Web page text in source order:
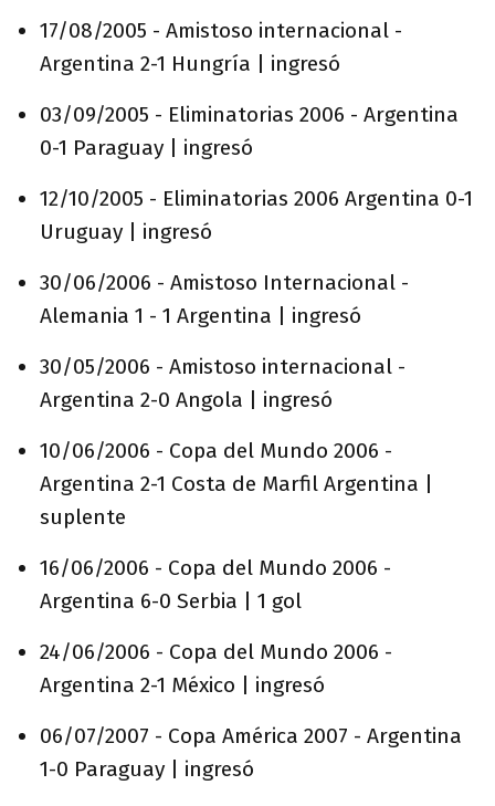
17/08/2005 - Amistoso internacional -
Argentina 2-1 Hungría | ingresó
03/09/2005 - Eliminatorias 2006 - Argentina
0-1 Paraguay | ingresó
12/10/2005 - Eliminatorias 2006 Argentina 0-1
Uruguay | ingresó
30/06/2006 - Amistoso Internacional -
Alemania 1 - 1 Argentina | ingresó
30/05/2006 - Amistoso internacional -
Argentina 2-0 Angola | ingresó
10/06/2006 - Copa del Mundo 2006 -
Argentina 2-1 Costa de Marfil Argentina |
suplente
16/06/2006 - Copa del Mundo 2006 -
Argentina 6-0 Serbia | 1 gol
24/06/2006 - Copa del Mundo 2006 -
Argentina 2-1 México | ingresó
06/07/2007 - Copa América 2007 - Argentina
1-0 Paraguay | ingresó